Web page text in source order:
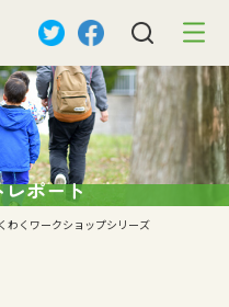
ポート
わくワークショップシリーズ